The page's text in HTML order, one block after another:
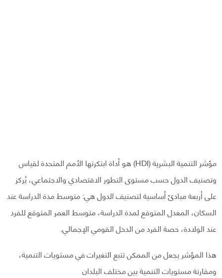
مؤشر التنمية البشرية (HDI) هو أداة ابتكرتها الأمم المتحدة لقياس
وتصنيف الدول حسب مستوى التطور الاقتصادي والاجتماعي، يُركز
على أربعة مبادئ أساسية لتصنيف الدول هي: متوسط مدة الدراسة عند
السكان، المعدل المتوقع لمدة الدراسة، متوسط العمر المتوقع للفرد
عند الولادة، حصة الفرد من الدخل القومي الإجمالي.
هذا المؤشر يجعل من الممكن تتبع التغيرات في مستويات التنمية،
ومقارنة مستويات التنمية بين مختلف البلدان